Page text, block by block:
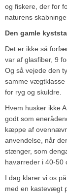
og fiskere, der for
naturens
Den gamle
Det er ikke så
var af glasfiber, 9
Og så vejede den
samme vægtklasse
for ryg og skuldre.
Hvem husker ikke
godt som
kæppe af
anvendelse, når
stænger, som
havørreder i 40-50
I dag klarer vi os
med en kastevægt